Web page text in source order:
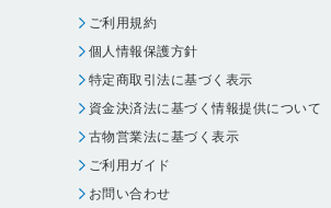
ご利用規約
個人情報保護方針
特定商取引法に基づく表示
資金決済法に基づく情報提供について
古物営業法に基づく表示
ご利用ガイド
お問い合わせ